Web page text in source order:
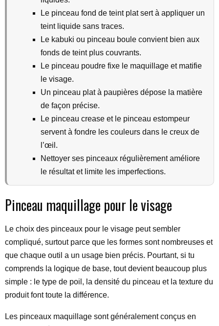
Le pinceau fond de teint plat sert à appliquer un
teint liquide sans traces.
Le kabuki ou pinceau boule convient bien aux
fonds de teint plus couvrants.
Le pinceau poudre fixe le maquillage et matifie
le visage.
Un pinceau plat à paupières dépose la matière
de façon précise.
Le pinceau crease et le pinceau estompeur
servent à fondre les couleurs dans le creux de
l’œil.
Nettoyer ses pinceaux régulièrement améliore
le résultat et limite les imperfections.
Pinceau maquillage pour le visage
Le choix des pinceaux pour le visage peut sembler
compliqué, surtout parce que les formes sont nombreuses et
que chaque outil a un usage bien précis. Pourtant, si tu
comprends la logique de base, tout devient beaucoup plus
simple : le type de poil, la densité du pinceau et la texture du
produit font toute la différence.
Les pinceaux maquillage sont généralement conçus en